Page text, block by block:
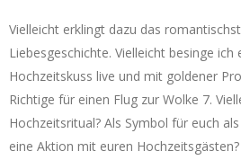
Vielleicht erklingt dazu das
Liebesgeschichte. Vielleicht besinge
Hochzeitskuss live und mit goldener
Richtige für einen Flug zur Wolke 7.
Hochzeitsritual? Als Symbol für euch
eine Aktion mit euren